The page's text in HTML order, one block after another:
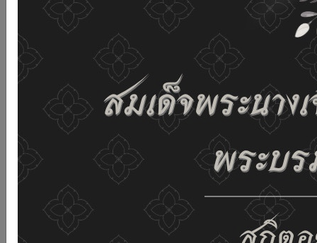
02-659-6811 saraban@dop.mail.go.th
เปลี่ยนการแสดงผล
ก-ก